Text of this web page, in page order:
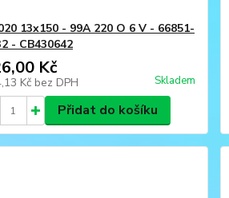
13x150 - 99A 220 O 6 V - 66851-
- CB430642
Kč
Kč bez DPH Skladem
Přidat do košíku